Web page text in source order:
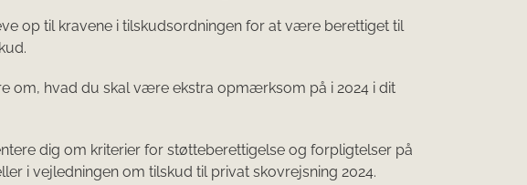
op til kravene i tilskudsordningen for at være berettiget til
om, hvad du skal være ekstra opmærksom på i 2024 i dit
dig om kriterier for støtteberettigelse og forpligtelser på
i vejledningen om tilskud til privat skovrejsning 2024.